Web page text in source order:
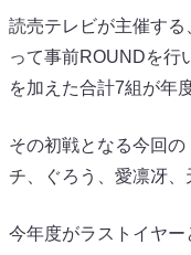
読売テレビが主催す
って事前ROUNDを行
を加えた合計7組が年
その初戦となる今回
チ、ぐろう、愛凛冴、
今年度がラストイヤ